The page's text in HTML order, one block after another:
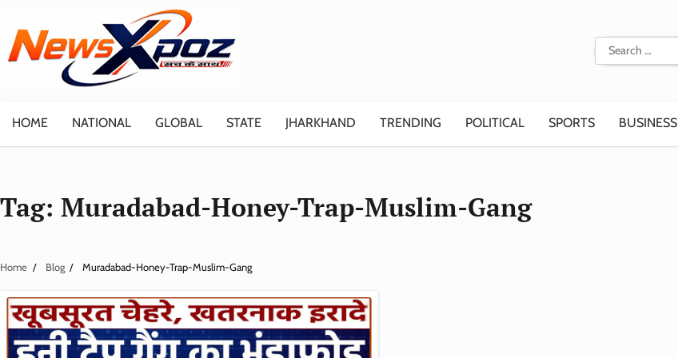
content
Search
for:
HOME NATIONAL GLOBAL STATE JHARKHAND TRENDING POLITICAL SPORTS BUSINESS
Tag: Muradabad-Honey-Trap-Muslim-Gang
Home Blog Muradabad-Honey-Trap-Muslim-Gang